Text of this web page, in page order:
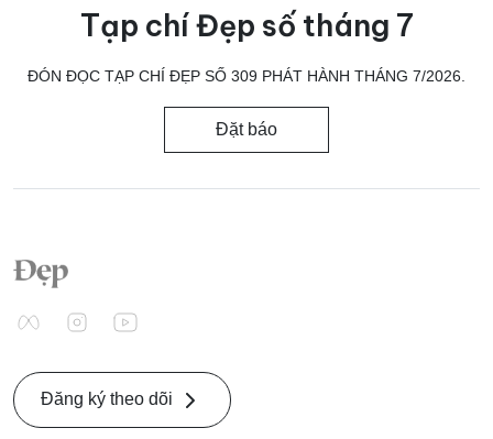
Tạp chí Đẹp số tháng 7
ĐÓN ĐỌC TẠP CHÍ ĐẸP SỐ 309 PHÁT HÀNH THÁNG 7/2026.
Đặt báo
Đăng ký theo dõi